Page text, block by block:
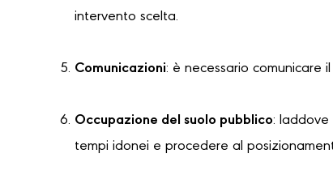
intervento scelta.
Comunicazioni: è necessario comunicare
Occupazione del suolo pubblico: laddove
tempi idonei e procedere al